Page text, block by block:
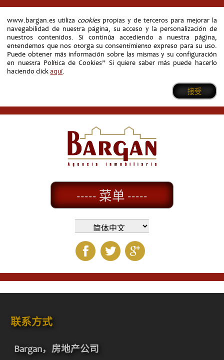
www.bargan.es utiliza cookiespropias y de terceros para mejorar la
navegabilidad de nuestra página, su acceso y la personalización de
nuestros contenidos. Si continúa accediendo a nuestra página,
entendemos que nos otorga su consentimiento expreso para su uso.
Puede obtener más información sobre las mismas y su configuración
en nuestra Política de Cookies” Si quiere saber más puede hacerlo
haciendo clickaquí.
接受
联系方式
Bargan，房地产公司